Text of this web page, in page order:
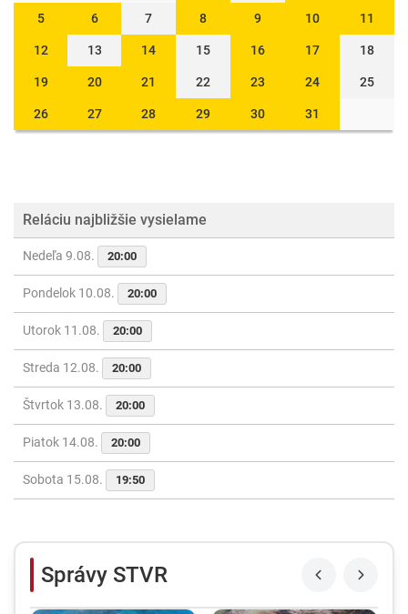
5 6 7 8 9 10 11
12 13 14 15 16 17 18
19 20 21 22 23 24 25
26 27 28 29 30 31
Reláciu najbližšie vysielame
Nedeľa 9.08. 20:00
Pondelok 10.08. 20:00
Utorok 11.08. 20:00
Streda 12.08. 20:00
Štvrtok 13.08. 20:00
Piatok 14.08. 20:00
Sobota 15.08. 19:50
Správy STVR